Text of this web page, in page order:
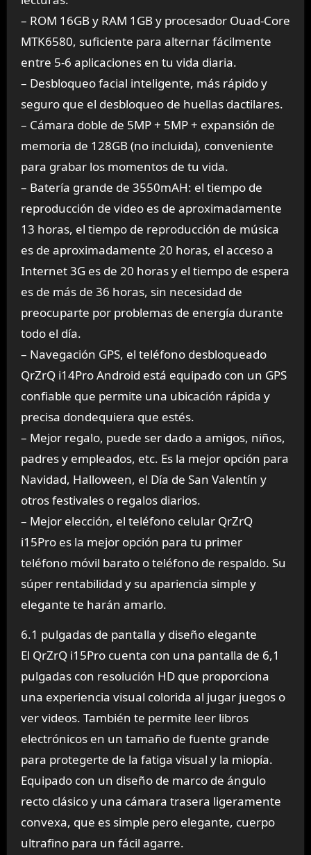
– ROM 16GB y RAM 1GB y procesador Ouad-Core
MTK6580, suficiente para alternar fácilmente
entre 5-6 aplicaciones en tu vida diaria.
– Desbloqueo facial inteligente, más rápido y
seguro que el desbloqueo de huellas dactilares.
– Cámara doble de 5MP + 5MP + expansión de
memoria de 128GB (no incluida), conveniente
para grabar los momentos de tu vida.
– Batería grande de 3550mAH: el tiempo de
reproducción de video es de aproximadamente
13 horas, el tiempo de reproducción de música
es de aproximadamente 20 horas, el acceso a
Internet 3G es de 20 horas y el tiempo de espera
es de más de 36 horas, sin necesidad de
preocuparte por problemas de energía durante
todo el día.
– Navegación GPS, el teléfono desbloqueado
QrZrQ i14Pro Android está equipado con un GPS
confiable que permite una ubicación rápida y
precisa dondequiera que estés.
– Mejor regalo, puede ser dado a amigos, niños,
padres y empleados, etc. Es la mejor opción para
Navidad, Halloween, el Día de San Valentín y
otros festivales o regalos diarios.
– Mejor elección, el teléfono celular QrZrQ
i15Pro es la mejor opción para tu primer
teléfono móvil barato o teléfono de respaldo. Su
súper rentabilidad y su apariencia simple y
elegante te harán amarlo.
6.1 pulgadas de pantalla y diseño elegante
El QrZrQ i15Pro cuenta con una pantalla de 6,1
pulgadas con resolución HD que proporciona
una experiencia visual colorida al jugar juegos o
ver videos. También te permite leer libros
electrónicos en un tamaño de fuente grande
para protegerte de la fatiga visual y la miopía.
Equipado con un diseño de marco de ángulo
recto clásico y una cámara trasera ligeramente
convexa, que es simple pero elegante, cuerpo
ultrafino para un fácil agarre.